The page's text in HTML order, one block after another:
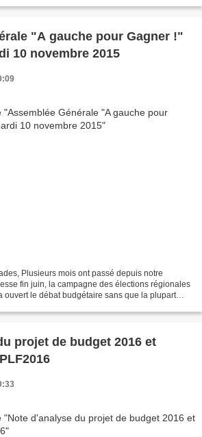
"A gauche pour Gagner !"
10 novembre 2015
Plusieurs mois ont passé depuis notre
fin juin, la campagne des élections régionales
ouvert le débat budgétaire sans que la plupart
projet de budget 2016 et